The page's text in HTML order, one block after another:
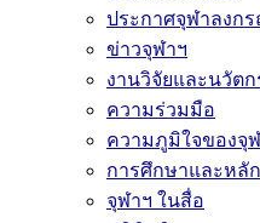
ประกาศจุฬาลงก
ข่าวจุฬาฯ
งานวิจัยและนวัตก
ความร่วมมือ
ความภูมิใจของจุ
การศึกษาและหลั
จุฬาฯ ในสื่อ